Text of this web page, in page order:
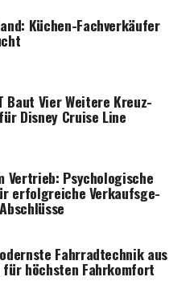
Küchen-Fach­ver­käu­fer
Baut Vier Wei­te­re Kreuz­
Dis­ney Crui­se Line
Ver­trieb: Psy­cho­lo­gi­sche
erfolg­rei­che Ver­kaufs­ge­
Fahr­rad­tech­nik aus
für höchs­ten Fahrkomfort